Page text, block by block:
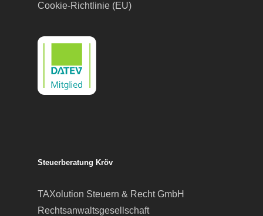
Cookie-Richtlinie (EU)
Steuerberatung Kröv
TAXolution Steuern & Recht GmbH
Rechtsanwaltsgesellschaft